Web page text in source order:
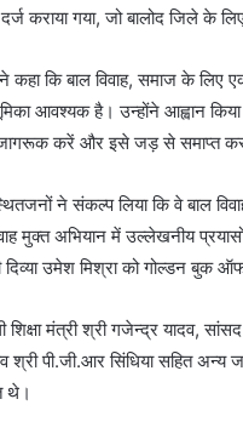
कराया गया, जो बालोद जिले के
कहा कि बाल विवाह, समाज के
आवश्यक है। उन्होंने आह्वान
जागरूक करें और इसे जड़ से समाप्त
ने संकल्प लिया कि वे बाल
मुक्त अभियान में उल्लेखनीय
उमेश मिश्रा को गोल्डन बुक
मंत्री श्री गजेन्द्र यादव,
श्री पी.जी.आर सिंधिया सहित अन्य
थे।